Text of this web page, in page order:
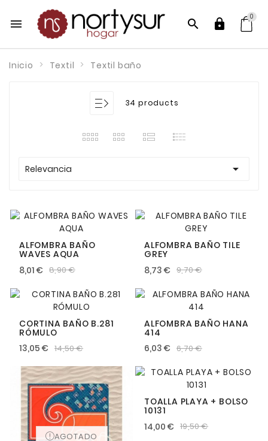
  
0
Inicio Textil Textil baño
34 products
Relevancia 
ALFOMBRA BAÑO
WAVES AQUA
8,01 € 8,90 €
ALFOMBRA BAÑO TILE
GREY
8,73 € 9,70 €
CORTINA BAÑO B.281
RÓMULO
13,05 € 14,50 €
ALFOMBRA BAÑO HANA
414
6,03 € 6,70 €
AGOTADO
TOALLA PLAYA + BOLSO
10131
14,00 € 19,50 €